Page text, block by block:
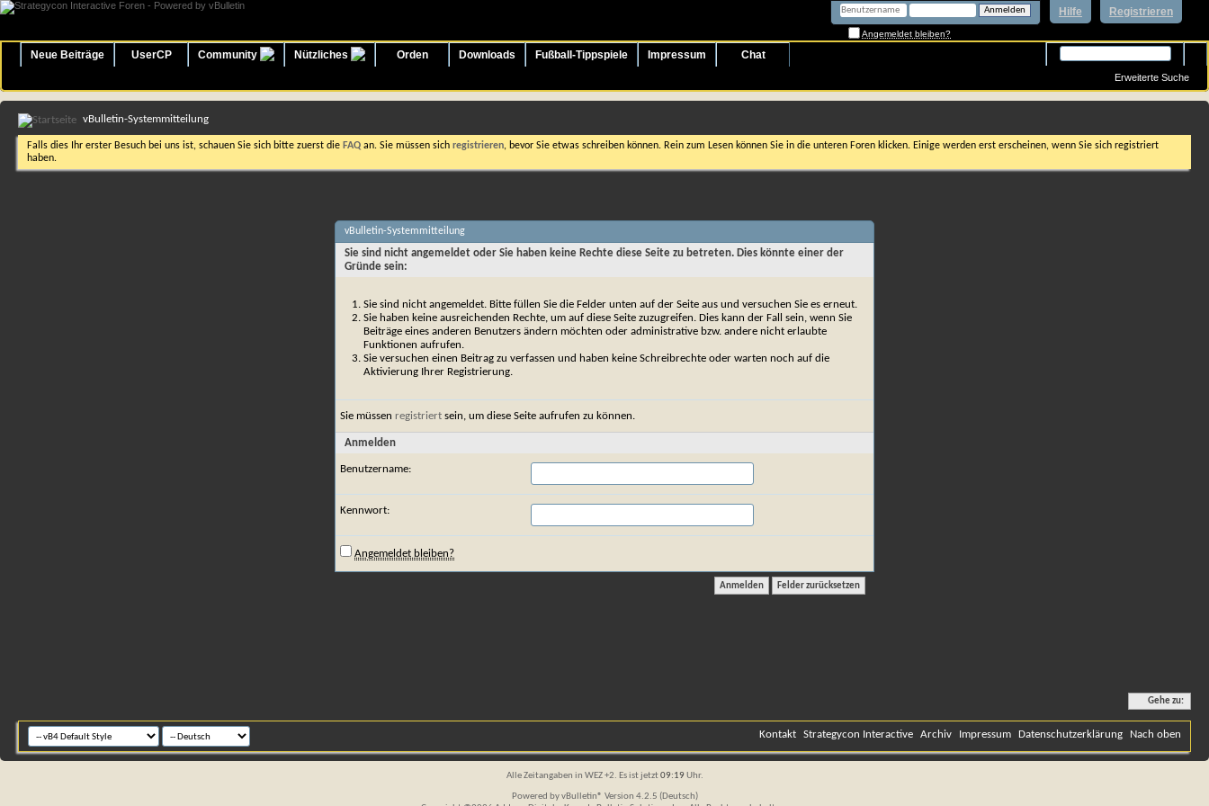
Registrieren
Hilfe
Angemeldet bleiben?
Neue Beiträge UserCP Community Nützliches Orden Downloads Fußball-Tippspiele Impressum Chat
Erweiterte Suche
vBulletin-Systemmitteilung
Falls dies Ihr erster Besuch bei uns ist, schauen Sie sich bitte zuerst die FAQ an. Sie müssen sich registrieren, bevor Sie etwas schreiben können. Rein zum Lesen können Sie in die unteren Foren klicken. Einige werden erst erscheinen, wenn Sie sich registriert
haben.
vBulletin-Systemmitteilung
Sie sind nicht angemeldet oder Sie haben keine Rechte diese Seite zu betreten. Dies könnte einer der
Gründe sein:
Sie sind nicht angemeldet. Bitte füllen Sie die Felder unten auf der Seite aus und versuchen Sie es erneut.
Sie haben keine ausreichenden Rechte, um auf diese Seite zuzugreifen. Dies kann der Fall sein, wenn Sie
Beiträge eines anderen Benutzers ändern möchten oder administrative bzw. andere nicht erlaubte
Funktionen aufrufen.
Sie versuchen einen Beitrag zu verfassen und haben keine Schreibrechte oder warten noch auf die
Aktivierung Ihrer Registrierung.
Sie müssen registriert sein, um diese Seite aufrufen zu können.
Anmelden
Benutzername:
Kennwort:
Angemeldet bleiben?
Gehe zu:
Kontakt Strategycon Interactive Archiv Impressum Datenschutzerklärung Nach oben
Alle Zeitangaben in WEZ +2. Es ist jetzt09:19Uhr.
Powered byvBulletin® Version 4.2.5 (Deutsch)